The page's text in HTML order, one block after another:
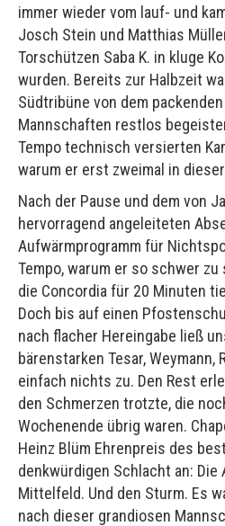
immer wieder vom lauf- und
Josch Stein und Matthias
Torschützen Saba K. in kluge
wurden. Bereits zur Halbzeit
Südtribüne von dem
Mannschaften restlos
Tempo technisch versierten
warum er erst zweimal in
Nach der Pause und dem von
hervorragend angeleiteten
Aufwärmprogramm für
Tempo, warum er so schwer
die Concordia für 20 Minuten
Doch bis auf einen
nach flacher Hereingabe ließ
bärenstarken Tesar, Weymann,
einfach nichts zu. Den Rest
den Schmerzen trotzte, die
Wochenende übrig waren.
Heinz Blüm Ehrenpreis des
denkwürdigen Schlacht an: Die
Mittelfeld. Und den Sturm. Es
nach dieser grandiosen